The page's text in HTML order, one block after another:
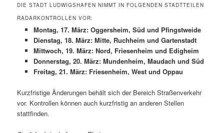
DIE STADT LUDWIGSHAFEN NIMMT IN FOLGENDEN STADTTEILEN
RADARKONTROLLEN VOR:
Montag, 17. März: Oggersheim, Süd und Pfingstweide
Dienstag, 18. März: Mitte, Ruchheim und Gartenstadt
Mittwoch, 19. März: Nord, Friesenheim und Edigheim
Donnerstag, 20. März: Mundenheim, Maudach und Süd
Freitag, 21. März: Friesenheim, West und Oppau
Kurzfristige Änderungen behält sich der Bereich Straßenverkehr
vor. Kontrollen können auch kurzfristig an anderen Stellen
stattfinden.